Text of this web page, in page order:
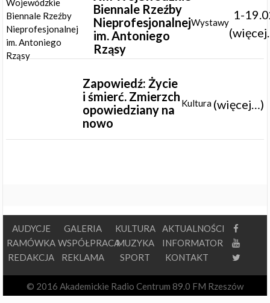
Biennale Rzeźby
Nieprofesjonalnej
im. Antoniego
Rząsy
Wystawy
1-
Zapowiedź: Życie
i śmierć. Zmierzch
opowiedziany na
nowo
Kultura (więcej…)
AUDYCJE
RAMÓWKA
REDAKCJA
GALERIA
WSPÓŁPRACA
REKLAMA
KULTURA
MUZYKA
SPORT
AKTUALNOŚCI
INFORMATOR
KONTAKT
© 2016 Akademickie Radio Centrum 89.0 FM Rzeszów